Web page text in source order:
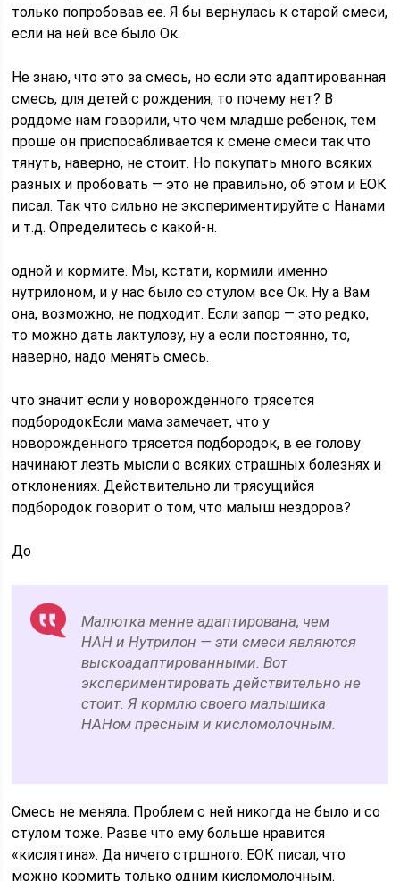
только попробовав ее. Я бы вернулась к старой смеси,
если на ней все было Ок.
Не знаю, что это за смесь, но если это адаптированная
смесь, для детей с рождения, то почему нет? В
роддоме нам говорили, что чем младше ребенок, тем
проше он приспосабливается к смене смеси так что
тянуть, наверно, не стоит. Но покупать много всяких
разных и пробовать — это не правильно, об этом и ЕОК
писал. Так что сильно не экспериментируйте с Нанами
и т.д. Определитесь с какой-н.
одной и кормите. Мы, кстати, кормили именно
нутрилоном, и у нас было со стулом все Ок. Ну а Вам
она, возможно, не подходит. Если запор — это редко,
то можно дать лактулозу, ну а если постоянно, то,
наверно, надо менять смесь.
что значит если у новорожденного трясется
подбородокЕсли мама замечает, что у
новорожденного трясется подбородок, в ее голову
начинают лезть мысли о всяких страшных болезнях и
отклонениях. Действительно ли трясущийся
подбородок говорит о том, что малыш нездоров?
До
Малютка менне адаптирована, чем
НАН и Нутрилон — эти смеси являются
выскоадаптированными. Вот
экспериментировать действительно не
стоит. Я кормлю своего малышика
НАНом пресным и кисломолочным.
Смесь не меняла. Проблем с ней никогда не было и со
стулом тоже. Разве что ему больше нравится
«кислятина». Да ничего стршного. ЕОК писал, что
можно кормить только одним кисломолочным.